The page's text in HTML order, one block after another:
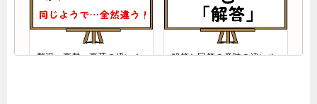
贅沢・豪勢・豪華の違い！
解答と回答の意味の違いや